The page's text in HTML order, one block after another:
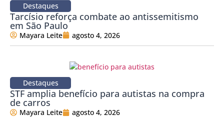
Destaques
Tarcísio reforça combate ao antissemitismo
em São Paulo
Mayara Leite agosto 4, 2026
Destaques
STF amplia benefício para autistas na compra
de carros
Mayara Leite agosto 4, 2026